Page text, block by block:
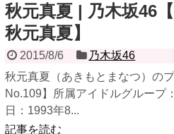
秋元真夏 | 乃木坂46
秋元真夏】
2015/8/6
乃木坂46
秋元真夏（あきもとまなつ）の
No.109】所属アイドルグループ
日：1993年8...
記事を読む